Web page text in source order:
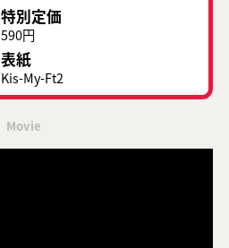
特別定価
590円
表紙
Kis-My-Ft2
Movie